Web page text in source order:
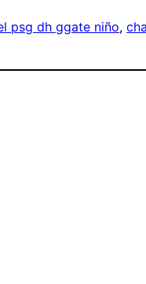
psg dh ggate niño,